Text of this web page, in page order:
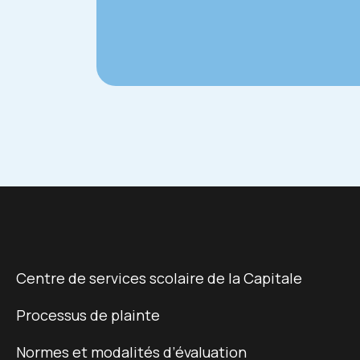
Centre de services scolaire de la Capitale
Processus de plainte
Normes et modalités d’évaluation